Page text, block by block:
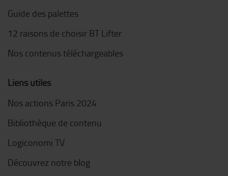
Guide des palettes
12 raisons de choisir BT Lifter
Nos contenus téléchargeables
Liens utiles
Nos actions Paris 2024
Bibliothèque de contenu
Logiconomi TV
Découvrez notre blog